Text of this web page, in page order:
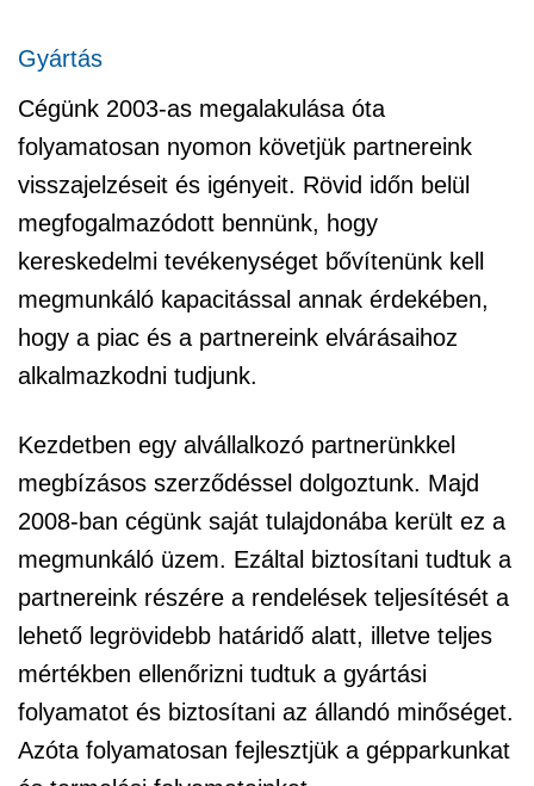
Gyártás
Cégünk 2003-as megalakulása óta
folyamatosan nyomon követjük partnereink
visszajelzéseit és igényeit. Rövid időn belül
megfogalmazódott bennünk, hogy
kereskedelmi tevékenységet bővítenünk kell
megmunkáló kapacitással annak érdekében,
hogy a piac és a partnereink elvárásaihoz
alkalmazkodni tudjunk.
Kezdetben egy alvállalkozó partnerünkkel
megbízásos szerződéssel dolgoztunk. Majd
2008-ban cégünk saját tulajdonába került ez a
megmunkáló üzem. Ezáltal biztosítani tudtuk a
partnereink részére a rendelések teljesítését a
lehető legrövidebb határidő alatt, illetve teljes
mértékben ellenőrizni tudtuk a gyártási
folyamatot és biztosítani az állandó minőséget.
Azóta folyamatosan fejlesztjük a gépparkunkat